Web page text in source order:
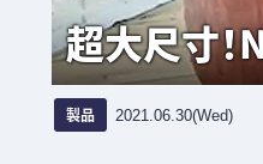
超大尺寸！
製品 2021.06.30(Wed)